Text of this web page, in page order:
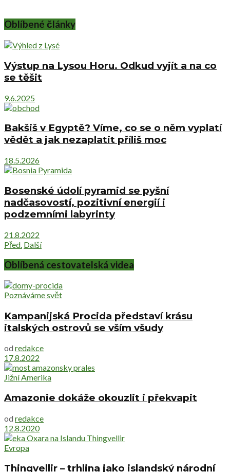
Oblíbené články
Výstup na Lysou Horu. Odkud vyjít a na co
se těšit
9.6.2025
Bakšiš v Egyptě? Víme, co se o něm vyplatí
vědět a jak nezaplatit příliš moc
18.5.2026
Bosenské údolí pyramid se pyšní
nadčasovostí, pozitivní energií i
podzemními labyrinty
21.8.2022
Před. Další
Oblíbená cestovatelská videa
Poznáváme svět
Kampanijská Procida představí krásu
italských ostrovů se vším všudy
od redakce
17.8.2022
Jižní Amerika
Amazonie dokáže okouzlit i překvapit
od redakce
12.8.2020
Evropa
Thingvellir – trhlina jako islandský národní